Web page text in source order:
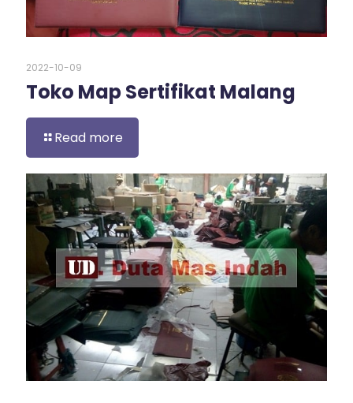
2022-10-09
Toko Map Sertifikat Malang
Read more